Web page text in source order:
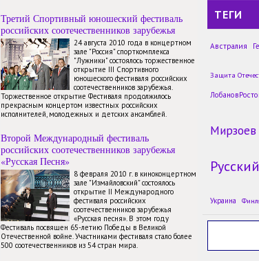
Третий Спортивный юношеский фестиваль
российских соотечественников зарубежья
24 августа 2010 года в концертном
зале "Россия" спорткомплекса
"Лужники" состоялось торжественное
открытие III Спортивного
юношеского фестиваля российских
соотечественников зарубежья.
Торжественное открытие Фестиваля продолжилось
прекрасным концертом известных российских
исполнителей, молодежных и детских ансамблей.
Второй Международный фестиваль
российских соотечественников зарубежья
«Русская Песня»
8 февраля 2010 г. в киноконцертном
зале "Измайловский" состоялось
открытие II Международного
фестиваля российских
соотечественников зарубежья
«Русская песня». В этом году
Фестиваль посвящен 65-летию Победы в Великой
Отечественной войне. Участниками фестиваля стало более
500 соотечественников из 54 стран мира.
ТЕГИ
Австралия
Защита
Мирзоев
Украина
Новости
Новости
Новости
Россию,